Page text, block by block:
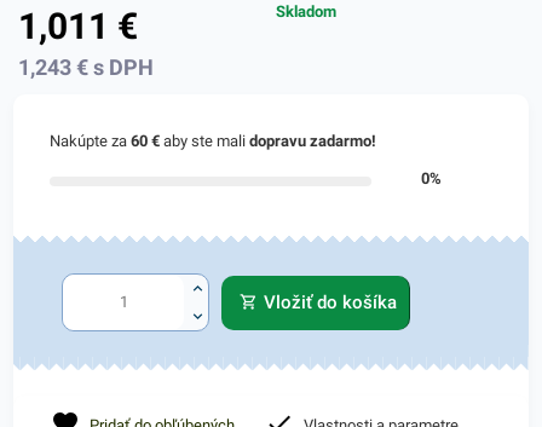
1,011 €
1,243€ s DPH
Skladom
Nakúpte za60 € aby ste malidopravu zadarmo!
0%
Vložiť do košíka